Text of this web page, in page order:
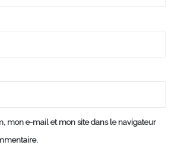
mon e-mail et mon site dans le navigateur